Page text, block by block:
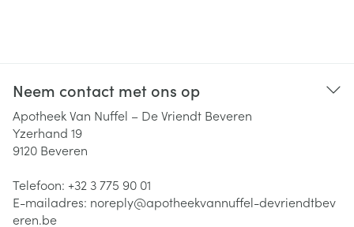
Neem contact met ons op
Apotheek Van Nuffel – De Vriendt Beveren
Yzerhand 19
9120 Beveren
Telefoon: +32 3 775 90 01
E-mailadres: noreply@apotheekvannuffel-devriendtbev
eren.be